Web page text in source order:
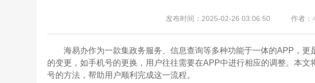
发布时间：2025-02-26 03:06:50 作者：
海易办作为一款集政务服务、信息查询等多种功能于一体的APP，更
的变更，如手机号的更换，用户往往需要在APP中进行相应的调整。本
号的方法，帮助用户顺利完成这一流程。